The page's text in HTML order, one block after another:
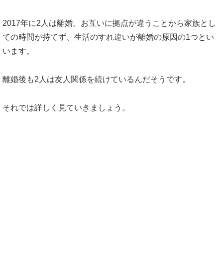
2017年に2人は離婚。お互いに拠点が違うことから家族とし
ての時間が持てず、生活のすれ違いが離婚の原因の1つとい
います。
離婚後も2人は友人関係を続けているんだそうです。
それでは詳しく見ていきましょう。